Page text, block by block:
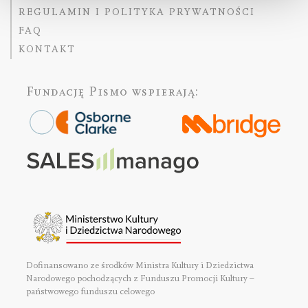
REGULAMIN I POLITYKA PRYWATNOŚCI
FAQ
KONTAKT
Fundację Pismo wspierają:
Dofinansowano ze środków Ministra Kultury i Dziedzictwa
Narodowego pochodzących z Funduszu Promocji Kultury –
państwowego funduszu celowego